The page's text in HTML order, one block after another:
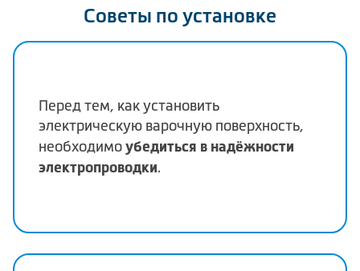
Советы по установке
Перед тем, как установить
электрическую варочную поверхность,
необходимо убедиться в надёжности
электропроводки.